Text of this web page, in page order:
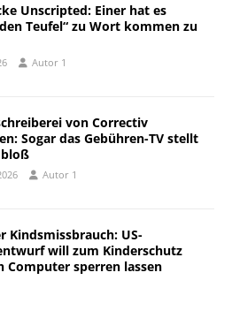
Unscripted: Einer hat es
Teufel“ zu Wort kommen zu
Autor 1
von Correctiv
Sogar das Gebühren-TV stellt
Autor 1
Kindsmissbrauch: US-
will zum Kinderschutz
Computer sperren lassen